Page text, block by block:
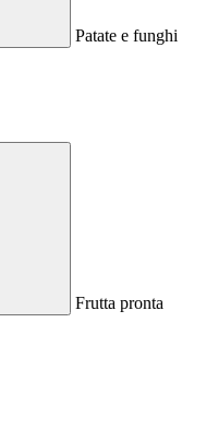
Patate e funghi
Frutta pronta